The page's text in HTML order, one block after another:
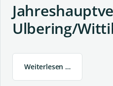
Ulbering/
Weiterlesen …